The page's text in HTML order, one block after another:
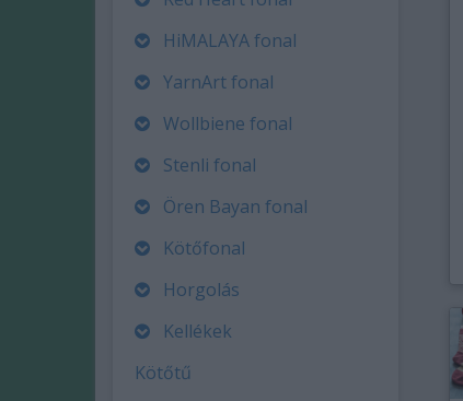
HiMALAYA fonal
YarnArt fonal
Wollbiene fonal
Stenli fonal
Ören Bayan fonal
Kötőfonal
Horgolás
Kellékek
Kötőtű